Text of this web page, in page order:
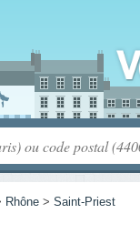
Rhône > Saint-Priest